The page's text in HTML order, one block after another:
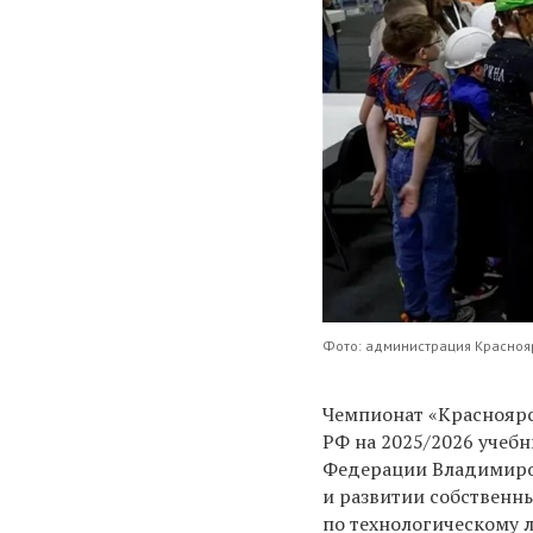
Фото: администрация
Чемпионат
РФ на 2025/2026
Федерации
и развитии
по технологическому